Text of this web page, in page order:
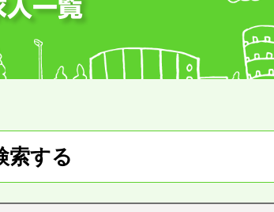
一覧
索する